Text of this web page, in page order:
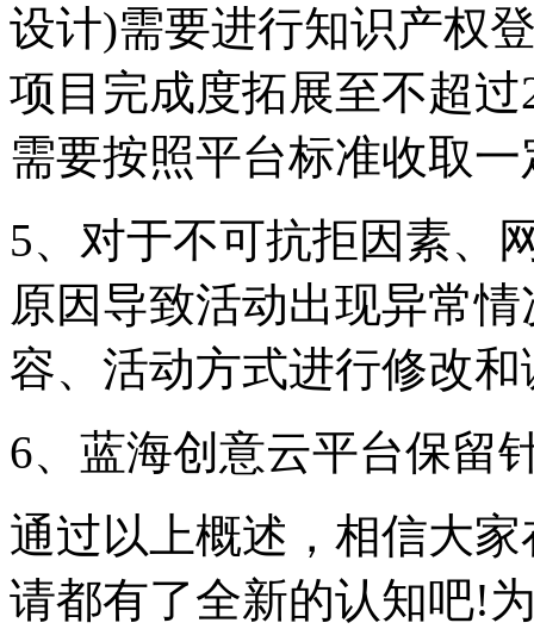
设计)需要进行知识产权
项目完成度拓展至不超
需要按照平台标准收取
5、对于不可抗拒因素、
原因导致活动出现异常
容、活动方式进行修改和
6、蓝海创意云平台保留
通过以上概述，相信大
请都有了全新的认知吧!